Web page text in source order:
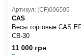
Артикул: (CF)006505
CAS
Весы торговые CAS
CB-30
11 000 грн